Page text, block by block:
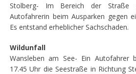
Stolberg- Im Bereich der Straße
Autofahrerin beim Ausparken gegen
Es entstand erheblicher Sachschaden.
Wildunfall
Wansleben am See- Ein Autofahrer
17.45 Uhr die Seestraße in Richtung